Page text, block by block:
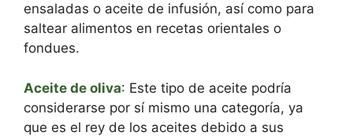
ensaladas o aceite de infusión, así como para
saltear alimentos en recetas orientales o
fondues.
Aceite de oliva: Este tipo de aceite podría
considerarse por sí mismo una categoría, ya
que es el rey de los aceites debido a sus